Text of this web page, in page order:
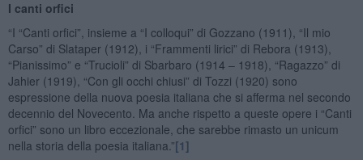
I canti orfici
“I “Canti orfici”, insieme a “I colloqui” di Gozzano (1911), “Il mio
Carso” di Slataper (1912), i “Frammenti lirici” di Rebora (1913),
“Pianissimo” e “Trucioli” di Sbarbaro (1914 – 1918), “Ragazzo” di
Jahier (1919), “Con gli occhi chiusi” di Tozzi (1920) sono
espressione della nuova poesia italiana che si afferma nel secondo
decennio del Novecento. Ma anche rispetto a queste opere i “Canti
orfici” sono un libro eccezionale, che sarebbe rimasto un unicum
nella storia della poesia italiana.”[1]